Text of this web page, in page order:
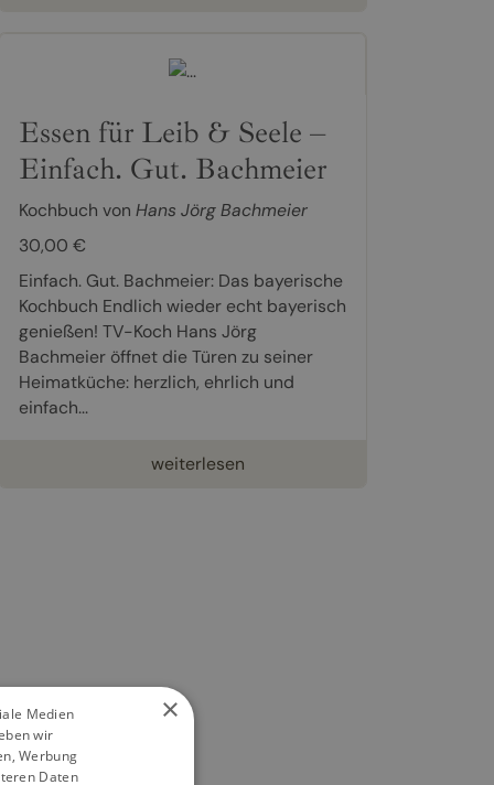
Essen für Leib & Seele –
Einfach. Gut. Bachmeier
Kochbuch von Hans Jörg Bachmeier
30,00 €
Einfach. Gut. Bachmeier: Das bayerische
Kochbuch Endlich wieder echt bayerisch
genießen! TV-Koch Hans Jörg
Bachmeier öffnet die Türen zu seiner
Heimatküche: herzlich, ehrlich und
einfach...
weiterlesen
×
Medien
wir
Werbung
Daten